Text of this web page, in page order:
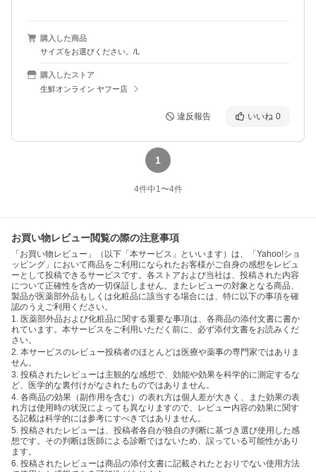
購入した商品
サイズをお選びください。/L
購入したストア
生鮮オンライン ヤフー店
違反報告 いいね 0
1
4件中1〜4件
お買い物レビュー閲覧の際の注意事項
「お買い物レビュー」（以下「本サービス」といいます）は、「Yahoo!ショ
ッピング」において商品をご利用になられたお客様がご自身の感想をレビュ
ーとして投稿できるサービスです。各ストアおよび当社は、投稿された内容
について正確性を含め一切保証しません。またレビューの対象となる商品、
製品が医薬部外品もしくは化粧品に該当する場合には、特に以下の事項を確
認のうえご利用ください。
1. 医薬部外品および化粧品に関する重要な事項は、各商品の添付文書に書か
れています。本サービスをご利用いただく前に、必ず添付文書をお読みくだ
さい。
2. 本サービスのレビュー投稿者のほとんどは医療や薬事の専門家ではありま
せん。
3. 投稿されたレビューは主観的な感想で、効能や効果を科学的に測定するな
ど、医学的な裏付けがなされたものではありません。
4. 各商品の効果（副作用を含む）の表れ方は個人差が大きく、また効果の表
れ方は使用時の状況によっても異なりますので、レビュー内容の効果に関す
る記載は科学的には参考にすべきではありません。
5. 投稿されたレビューは、投稿者各自が独自の判断に基づき選び使用した感
想です。その判断は医師による診断ではないため、誤っている可能性があり
ます。
6. 投稿されたレビューは商品の添付文書に記載されたとおりでない使用方法